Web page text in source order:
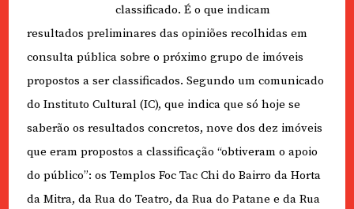
classificado. É o que indicam
resultados preliminares das opiniões recolhidas em
consulta pública sobre o próximo grupo de imóveis
propostos a ser classificados. Segundo um comunicado
do Instituto Cultural (IC), que indica que só hoje se
saberão os resultados concretos, nove dos dez imóveis
que eram propostos a classificação “obtiveram o apoio
do público”: os Templos Foc Tac Chi do Bairro da Horta
da Mitra, da Rua do Teatro, da Rua do Patane e da Rua